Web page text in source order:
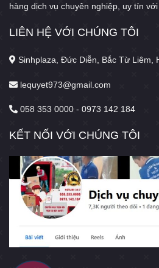
hàng dịch vụ chuyên nghiệp, uy tín
LIÊN HỆ VỚI CHÚNG TÔI
Sinhplaza, Đức Diễn, Bắc Từ Liêm,
lequyet973@gmail.com
058 353 0000 - 0973 142 184
KẾT NỐI VỚI CHÚNG TÔI